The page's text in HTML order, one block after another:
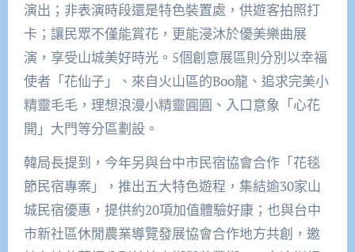
演出；非表演時段還是特色裝置處，供遊客拍照打
卡；讓民眾不僅能賞花，更能浸沐於優美樂曲展
演，享受山城美好時光。5個創意展區則分別以幸福
使者「花仙子」、來自火山區的Boo龍、追求完美小
精靈毛毛，理想浪漫小精靈圓圓、入口意象「心花
開」大門等分區劃設。
韓局長提到，今年另與台中市民宿協會合作「花毯
節民宿專案」，推出五大特色遊程，集結逾30家山
城民宿優惠，提供約20項加值體驗好康；也與台中
市新社區休閒農業導覽發展協會合作地方共創，邀